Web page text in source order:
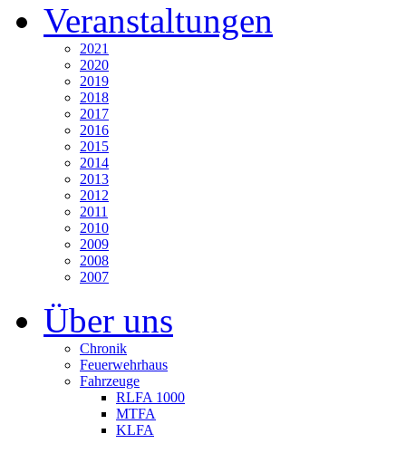
Veranstaltungen
2021
2020
2019
2018
2017
2016
2015
2014
2013
2012
2011
2010
2009
2008
2007
Über uns
Chronik
Feuerwehrhaus
Fahrzeuge
RLFA 1000
MTFA
KLFA